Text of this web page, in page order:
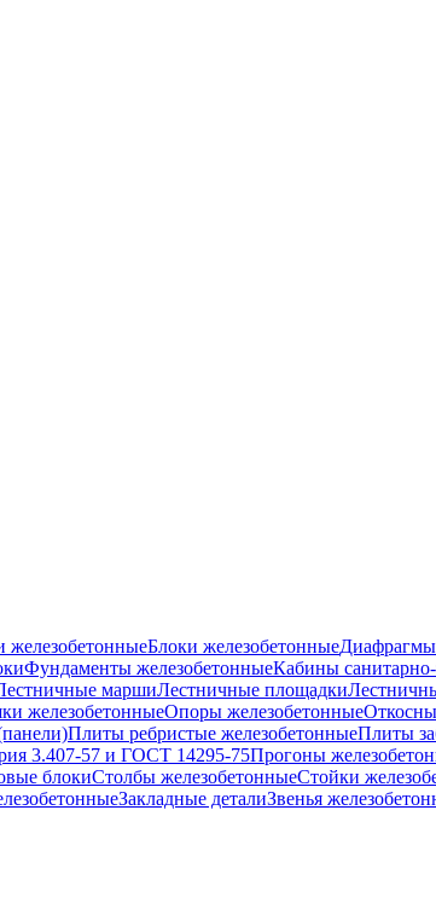
железобетонныеБлоки железобетонныеДиафрагмы
Фундаменты железобетонныеКабины
маршиЛестничные площадки
железобетонныеОпоры железобетонные
Плиты ребристые железобетонныеПлиты
3.407-57 и ГОСТ 14295-75Прогоны
блокиСтолбы железобетонныеСтойки
Закладные деталиЗвенья